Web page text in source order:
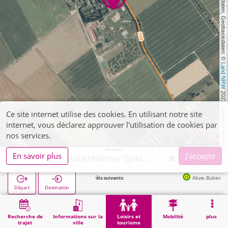
, Kartendaten, Geobasisdaten: ©
Land NRW
2021, Lizenz
dl-de/by-2-0
Recherche de
trajet
Informations sur la
ville
Loisirs et
tourisme
Mobilité plus
Départ Destination
Arrêts suivants: Abzw. Bubenheim in 168m
Démarrage Loisirs et tourisme Nörvenich, Bubenheimer Spieleland (POI)
Ce site internet utilise des cookies. En utilisant notre site
internet, vous déclarez approuver l'utilisation de cookies par
nos services.
En savoir plus
J'accepte